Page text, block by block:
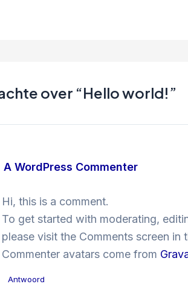
over “Hello world!”
A WordPress Commenter
Hi, this is a comment.
To get started with moderating,
please visit the Comments screen in
Commenter avatars come from
Antwoord